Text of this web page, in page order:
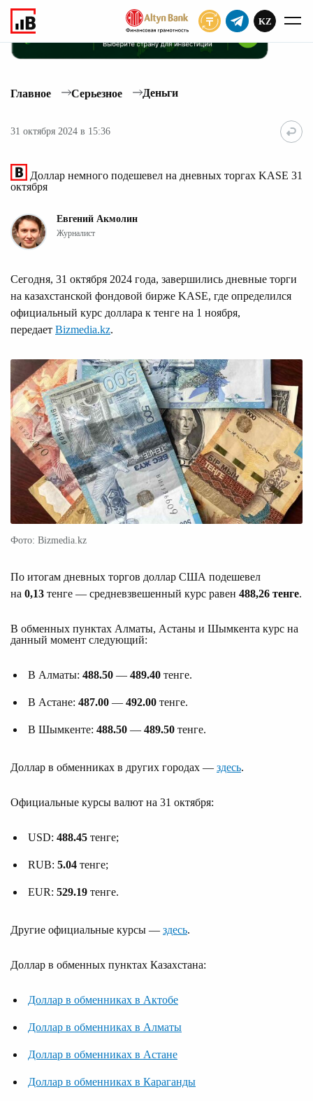
KZ
Главное Серьезное Деньги
31 октября 2024 в 15:36
Доллар немного подешевел на дневных торгах KASE 31
октября
Евгений Акмолин
Журналист
Сегодня, 31 октября 2024 года, завершились дневные торги
на казахстанской фондовой бирже KASE, где определился
официальный курс доллара к тенге на 1 ноября,
передает Bizmedia.kz.
Фото: Bizmedia.kz
По итогам дневных торгов доллар США подешевел
на 0,13 тенге — средневзвешенный курс равен 488,26 тенге.
В обменных пунктах Алматы, Астаны и Шымкента курс на
данный момент следующий:
В Алматы: 488.50 — 489.40 тенге.
В Астане: 487.00 — 492.00 тенге.
В Шымкенте: 488.50 — 489.50 тенге.
Доллар в обменниках в других городах — здесь.
Официальные курсы валют на 31 октября:
USD: 488.45 тенге;
RUB: 5.04 тенге;
EUR: 529.19 тенге.
Другие официальные курсы — здесь.
Доллар в обменных пунктах Казахстана:
Доллар в обменниках в Актобе
Доллар в обменниках в Алматы
Доллар в обменниках в Астане
Доллар в обменниках в Караганды